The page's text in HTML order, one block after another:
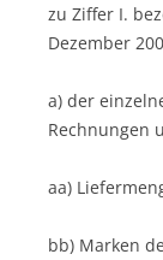
zu Ziffer I.
Dezember
a) der
Rechnungen
aa)
bb) Marken